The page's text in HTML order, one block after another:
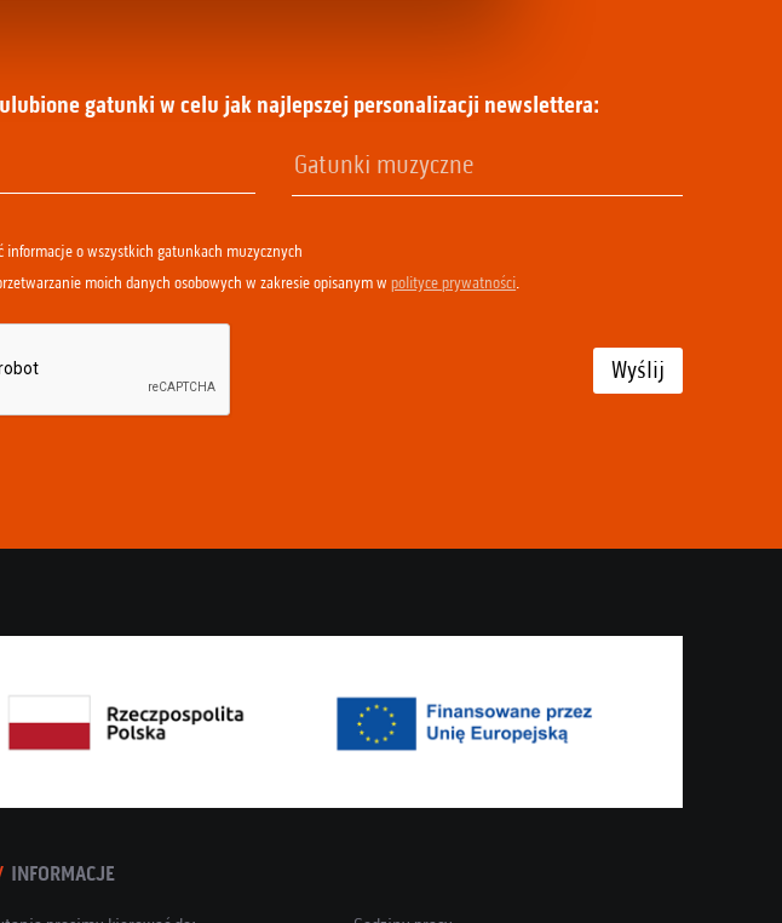
gatunki w celu jak najlepszej personalizacji newslettera:
informacje o wszystkich gatunkach muzycznych
moich danych osobowych w zakresie opisanym wpolityce prywatności.
Wyślij
INFORMACJE